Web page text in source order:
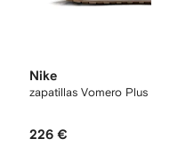
Nike
zapatillas Vomero Plus
226 €